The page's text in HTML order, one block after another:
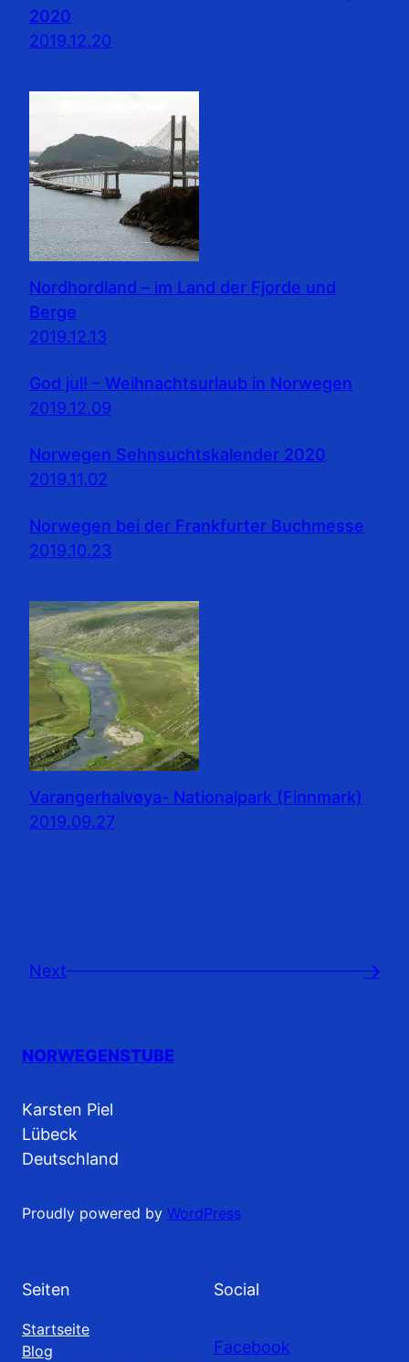
2020
2019.12.20
Nordhordland – im Land der Fjorde und
Berge
2019.12.13
God jul! – Weihnachtsurlaub in Norwegen
2019.12.09
Norwegen Sehnsuchtskalender 2020
2019.11.02
Norwegen bei der Frankfurter Buchmesse
2019.10.23
Varangerhalvøya- Nationalpark (Finnmark)
2019.09.27
Next →
NORWEGENSTUBE
Karsten Piel
Lübeck
Deutschland
Proudly powered by WordPress
Seiten
Startseite
Blog
Social
Facebook